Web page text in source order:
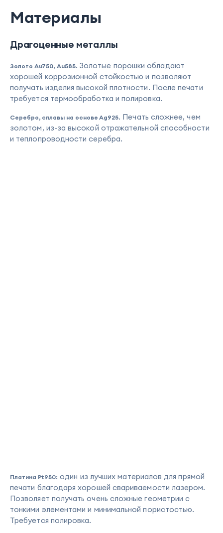
Материалы
Драгоценные металлы
Золото Au750, Au585. Золотые порошки обладают
хорошей коррозионной стойкостью и позволяют
получать изделия высокой плотности. После печати
требуется термообработка и полировка.
Серебро, сплавы на основе Ag925. Печать сложнее, чем
золотом, из-за высокой отражательной способности
и теплопроводности серебра.
Платина Pt950: один из лучших материалов для прямой
печати благодаря хорошей свариваемости лазером.
Позволяет получать очень сложные геометрии с
тонкими элементами и минимальной пористостью.
Требуется полировка.